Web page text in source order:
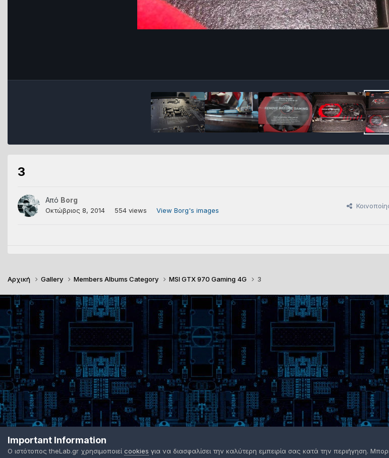
3
Από Borg
Οκτώβριος 8, 2014 554 views View Borg's images
Αρχική Gallery Members Albums Category MSI GTX 970 Gaming 4G 3
Important Information
Ο ιστότοπος theLab.gr χρησιμοποιεί cookies για να διασφαλίσει την καλύτερη εμπειρία σας κατά την περιήγηση.